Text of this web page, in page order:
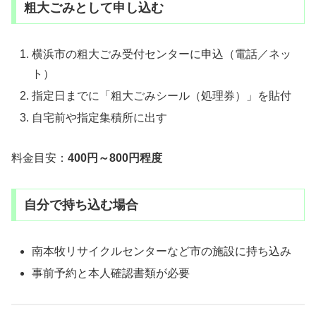
粗大ごみとして申し込む
横浜市の粗大ごみ受付センターに申込（電話／ネッ
ト）
指定日までに「粗大ごみシール（処理券）」を貼付
自宅前や指定集積所に出す
料金目安： 400円～800円程度
自分で持ち込む場合
南本牧リサイクルセンターなど市の施設に持ち込み
事前予約と本人確認書類が必要